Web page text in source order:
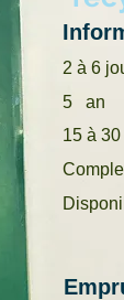
2 à 6
5
an
15 à 30